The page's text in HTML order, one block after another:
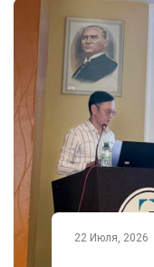
22 Июля, 2026